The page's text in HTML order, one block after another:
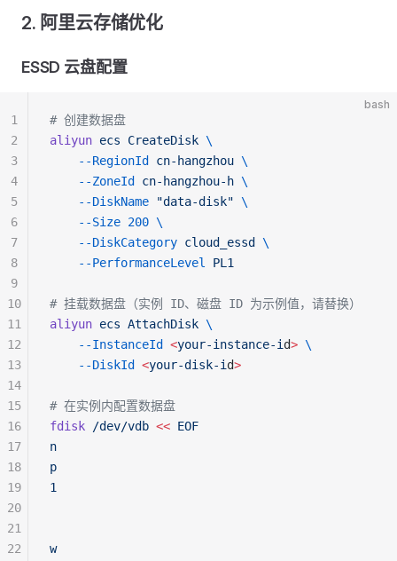
2. 阿里云存储优化
ESSD 云盘配置
bash
# 创建数据盘
aliyun ecs CreateDisk \
    --RegionId
cn-hangzhou \
    --ZoneId
cn-hangzhou-h \
    --DiskName
"data-disk" \
    --Size
200 \
    --DiskCategory
cloud_essd
\
    --PerformanceLevel
PL1
# 挂载数据盘（实例 ID、磁盘 ID 为示例值，请替换）
aliyun ecs AttachDisk \
    --InstanceId
<your-instance-i d> \
    --DiskId
<your-disk-i d>
# 在实例内配置数据盘
fdisk /dev/vdb << EOF
n
p
1
w
1
2
3
4
5
6
7
8
9
10
11
12
13
14
15
16
17
18
19
20
21
22